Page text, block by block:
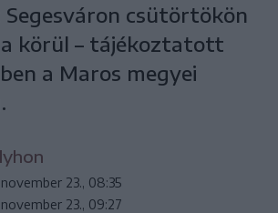
csütörtökön
körül – tájékoztatott
a Maros megyei
23., 08:35
23., 09:27